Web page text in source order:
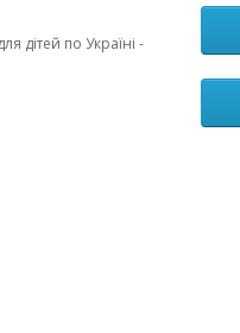
дітей по Україні -